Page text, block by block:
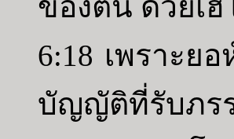
6:18 เพราะย
บัญญัติที่รับภร